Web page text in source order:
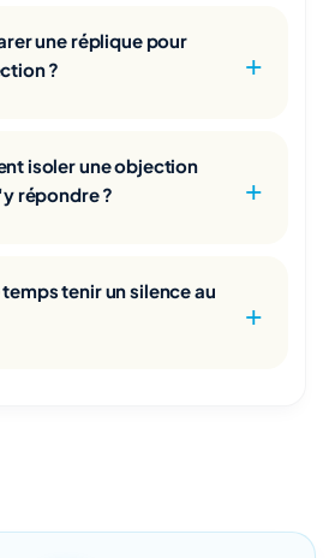
une réplique pour
?
isoler une objection
répondre ?
tenir un silence au